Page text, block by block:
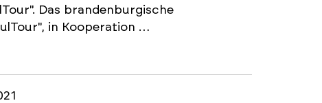
Das brandenburgische
in Kooperation …